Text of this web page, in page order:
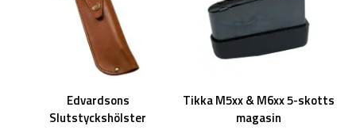
Edvardsons
Slutstyckshölster
Tikka M5xx & M6xx 5-skotts
magasin